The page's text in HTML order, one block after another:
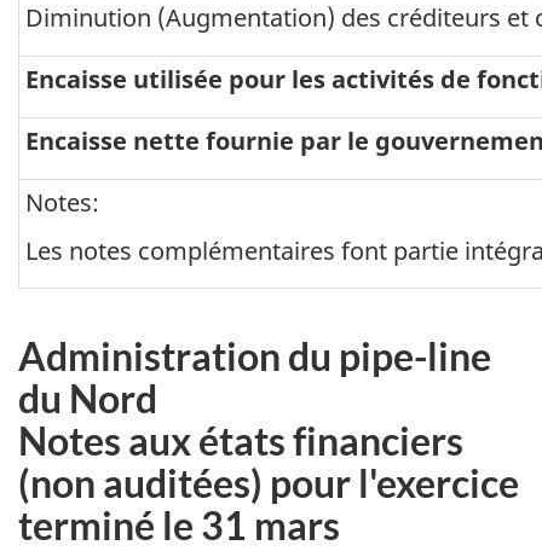
Diminution (Augmentation) des créditeurs et
Encaisse utilisée pour les activités de
Encaisse nette fournie par le
Notes:
Les notes complémentaires font partie
Administration du pipe-line
du Nord
Notes aux états financiers
(non auditées) pour l'exercice
terminé le 31 mars